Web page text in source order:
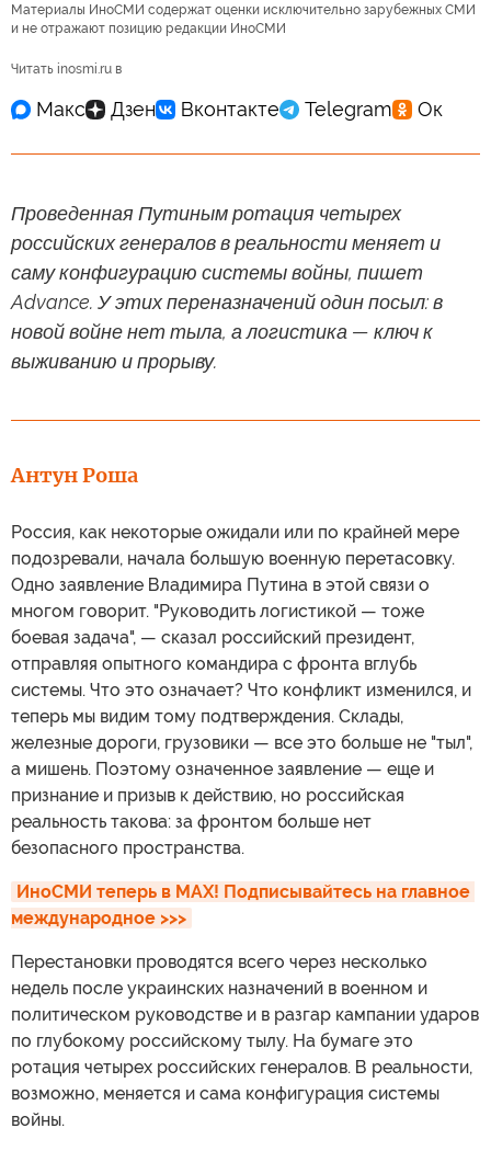
Материалы ИноСМИ содержат оценки исключительно зарубежных СМИ
и не отражают позицию редакции ИноСМИ
Читать inosmi.ru в
Проведенная Путиным ротация четырех
российских генералов в реальности меняет и
саму конфигурацию системы войны, пишет
Advance. У этих переназначений один посыл: в
новой войне нет тыла, а логистика — ключ к
выживанию и прорыву.
Антун Роша
Россия, как некоторые ожидали или по крайней мере
подозревали, начала большую военную перетасовку.
Одно заявление Владимира Путина в этой связи о
многом говорит. "Руководить логистикой — тоже
боевая задача", — сказал российский президент,
отправляя опытного командира с фронта вглубь
системы. Что это означает? Что конфликт изменился, и
теперь мы видим тому подтверждения. Склады,
железные дороги, грузовики — все это больше не "тыл",
а мишень. Поэтому означенное заявление — еще и
признание и призыв к действию, но российская
реальность такова: за фронтом больше нет
безопасного пространства.
ИноСМИ теперь в MAX! Подписывайтесь на главное
международное >>>
Перестановки проводятся всего через несколько
недель после украинских назначений в военном и
политическом руководстве и в разгар кампании ударов
по глубокому российскому тылу. На бумаге это
ротация четырех российских генералов. В реальности,
возможно, меняется и сама конфигурация системы
войны.